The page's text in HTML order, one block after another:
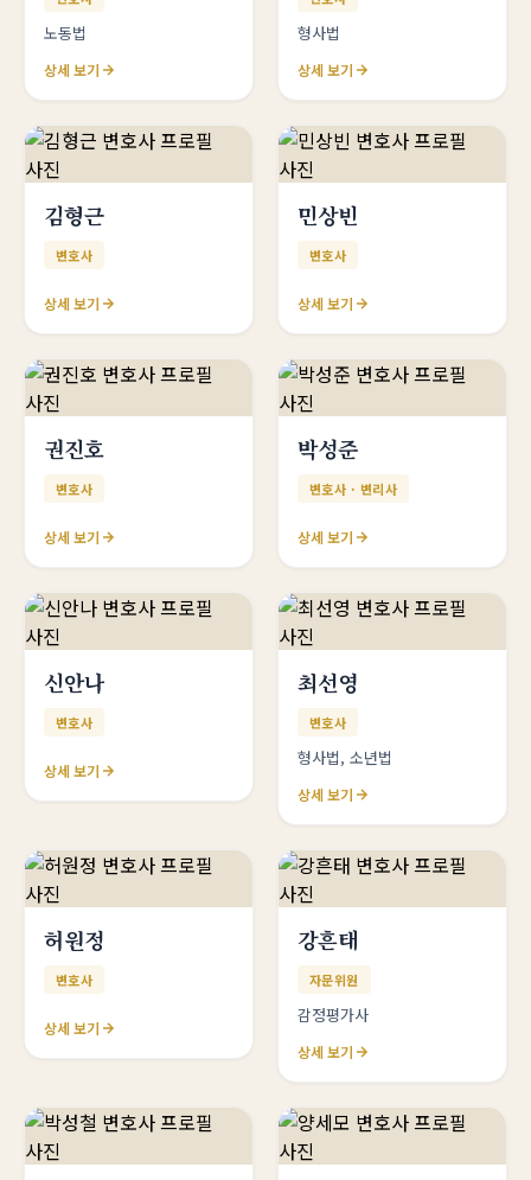
노동법
상세 보기
형사법
상세 보기
김형근
변호사
상세 보기
민상빈
변호사
상세 보기
권진호
변호사
상세 보기
박성준
변호사 · 변리사
상세 보기
신안나
변호사
상세 보기
최선영
변호사
형사법, 소년법
상세 보기
허원정
변호사
상세 보기
강흔태
자문위원
감정평가사
상세 보기